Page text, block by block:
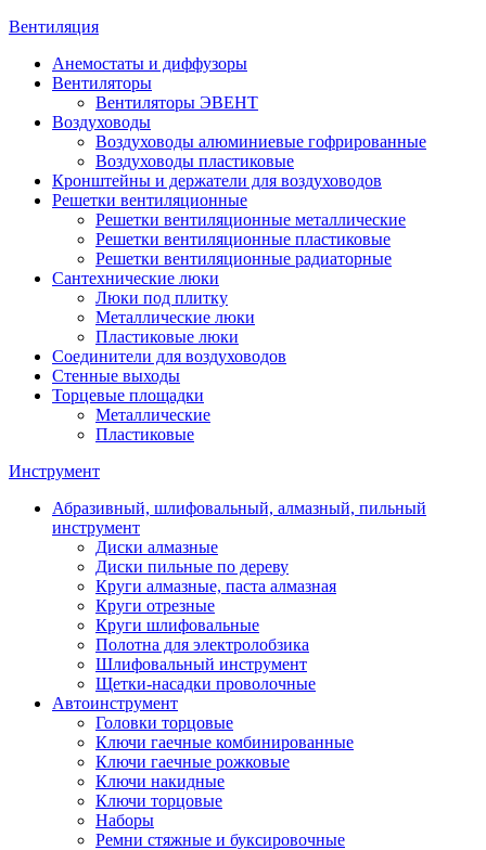
Вентиляция
Анемостаты и диффузоры
Вентиляторы
Вентиляторы ЭВЕНТ
Воздуховоды
Воздуховоды алюминиевые гофрированные
Воздуховоды пластиковые
Кронштейны и держатели для воздуховодов
Решетки вентиляционные
Решетки вентиляционные металлические
Решетки вентиляционные пластиковые
Решетки вентиляционные радиаторные
Сантехнические люки
Люки под плитку
Металлические люки
Пластиковые люки
Соединители для воздуховодов
Стенные выходы
Торцевые площадки
Металлические
Пластиковые
Инструмент
Абразивный, шлифовальный, алмазный, пильный
инструмент
Диски алмазные
Диски пильные по дереву
Круги алмазные, паста алмазная
Круги отрезные
Круги шлифовальные
Полотна для электролобзика
Шлифовальный инструмент
Щетки-насадки проволочные
Автоинструмент
Головки торцовые
Ключи гаечные комбинированные
Ключи гаечные рожковые
Ключи накидные
Ключи торцовые
Наборы
Ремни стяжные и буксировочные